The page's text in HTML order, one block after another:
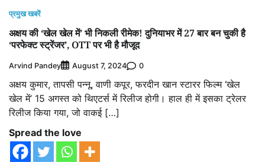
प्रमुख खबरें
अक्षय की ‘खेल खेल में’ भी निकली रीमेक! दुनियाभर में 27 बार बन चुकी है
‘परफेक्‍ट स्‍ट्रेंजर’, OTT पर भी है मौजूद
Arvind Pandey August 7, 2024 0
अक्षय कुमार, तापसी पन्नू, वाणी कपूर, फरदीन खान स्टारर फिल्म ‘खेल
खेल में’ 15 अगस्त को थिएटर्स में रिलीज होगी। हाल ही में इसका ट्रेलर
रिलीज किया गया, जो वाकई […]
Spread the love